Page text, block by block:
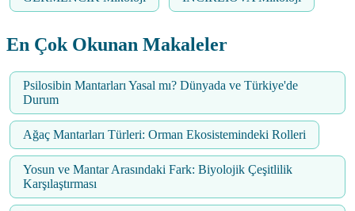
En Çok Okunan Makaleler
Psilosibin Mantarları Yasal mı? Dünyada ve Türkiye'de
Durum
Ağaç Mantarları Türleri: Orman Ekosistemindeki Rolleri
Yosun ve Mantar Arasındaki Fark: Biyolojik Çeşitlilik
Karşılaştırması